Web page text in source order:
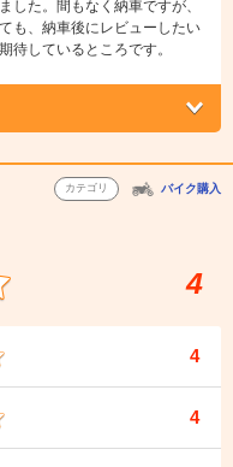
した。間もなく納車ですが、
も、納車後にレビューしたい
待しているところです。
カテゴリ バイク購入
4
4
4